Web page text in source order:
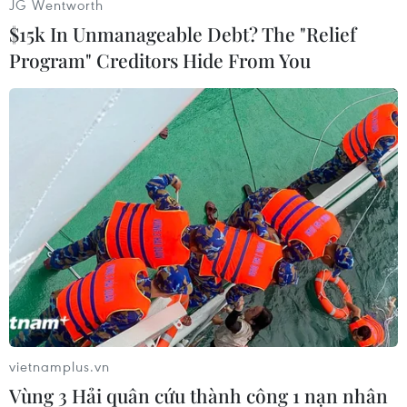
Thổ Nhĩ Kỳ
Theo dõi VietnamPlus
TIN CÙNG CHUYÊN MỤC
Vùng 3 Hải quân cứu thành công 1
nạn nhân bị sóng cuốn tại Mũi Nghê
08/08/2026 08:43
JG Wentworth
$15k In Unmanageable Debt? The "Relief
Program" Creditors Hide From You
vietnamplus.vn
Vùng 3 Hải quân cứu thành công 1 nạn nhân